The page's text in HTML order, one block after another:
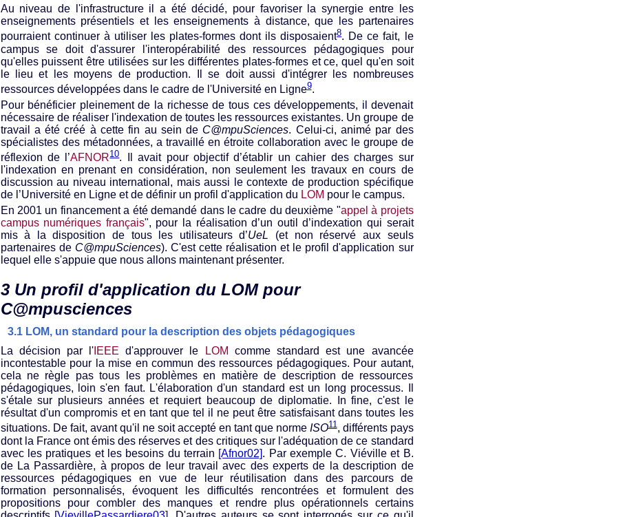
Au niveau de l'infrastructure il a été décidé, pour favoriser la synergie entre les
enseignements présentiels et les enseignements à distance, que les partenaires
pourraient continuer à utiliser les plates-formes dont ils disposaient8. De ce fait, le
campus se doit d'assurer l'interopérabilité des ressources pédagogiques pour
qu'elles puissent être utilisées sur les différentes plates-formes et ce, quel qu'en soit
le lieu et les moyens de production. Il se doit aussi d'intégrer les nombreuses
ressources développées dans le cadre de l'Université en Ligne9.
Pour bénéficier pleinement de la richesse de tous ces développements, il devenait
nécessaire de réaliser l'indexation de toutes les ressources existantes. Un groupe de
travail a été créé à cette fin au sein de C@mpuSciences. Celui-ci, animé par des
spécialistes des métadonnées, a travaillé en étroite collaboration avec le groupe de
réflexion de l’AFNOR10. Il avait pour objectif d’établir un cahier des charges sur
l'indexation en prenant en considération, non seulement les travaux en cours de
discussion au niveau international, mais aussi le contexte de production spécifique
de l’Université en Ligne et de définir un profil d'application du LOM pour le campus.
En 2001 un financement a été demandé dans le cadre du deuxième "appel à projets
campus numériques français", pour la réalisation d’un outil d’indexation qui serait
mis à la disposition de tous les utilisateurs d’UeL (et non réservé aux seuls
partenaires de C@mpuSciences). C'est cette réalisation et le profil d'application sur
lequel elle s'appuie que nous allons maintenant présenter.
3 Un profil d'application du LOM pour
C@mpusciences
3.1 LOM, un standard pour la description des objets pédagogiques
La décision par l' IEEE d'approuver le LOM comme standard est une avancée
incontestable pour la mise en commun des ressources pédagogiques. Pour autant,
cela ne règle pas tous les problèmes en matière de description de ressources
pédagogiques, loin s'en faut. L'élaboration d'un standard est un long processus. Il
s'étale sur plusieurs années et requiert beaucoup de diplomatie. In fine, c'est le
résultat d'un compromis et en tant que tel il ne peut être satisfaisant dans toutes les
situations. De fait, avant qu'il ne soit accepté en tant que norme ISO11, différents pays
dont la France ont émis des réserves et des critiques sur l'adéquation de ce standard
avec les pratiques et les besoins du terrain [Afnor02]. Par exemple C. Viéville et B.
de La Passardière, à propos de leur travail avec des experts de la description de
ressources pédagogiques en vue de leur réutilisation dans des parcours de
formation personnalisés, évoquent les difficultés rencontrées et formulent des
propositions pour combler des manques et rendre plus opérationnels certains